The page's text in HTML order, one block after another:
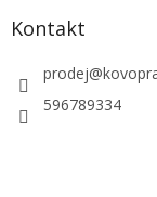
Kontakt
prodej@
596789334